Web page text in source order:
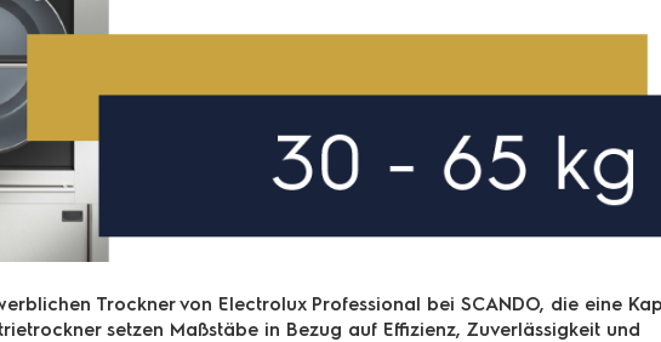
Trockner von Electrolux Professional bei SCANDO, die eine
setzen Maßstäbe in Bezug auf Effizienz, Zuverlässigkeit und